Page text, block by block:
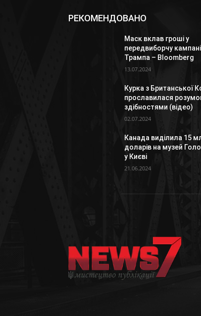
РЕКОМЕНДОВАНО
Маск вклав гроші у
передвиборчу
Трампа – Bloomberg
13.07.2024
Курка з Британської
прославилася
здібностями (відео)
02.07.2024
Канада виділила 15
доларів на музей
у Києві
21.06.2024